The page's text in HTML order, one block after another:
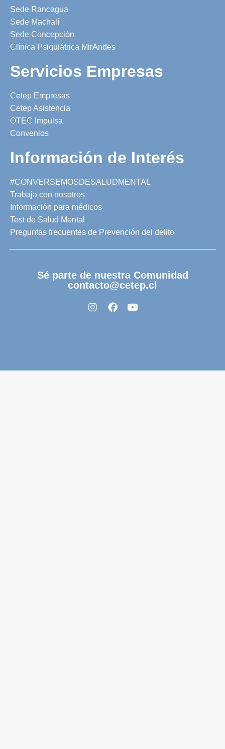
Sede Rancagua
Sede Machalí
Sede Concepción
Clínica Psiquiátrica MirAndes
Servicios Empresas
Cetep Empresas
Cetep Asistencia
OTEC Impulsa
Convenios
Información de Interés
#CONVERSEMOSDESALUDMENTAL
Trabaja con nosotros
Información para médicos
Test de Salud Mental
Preguntas frecuentes de Prevención del delito
Sé parte de nuestra Comunidad
contacto@cetep.cl